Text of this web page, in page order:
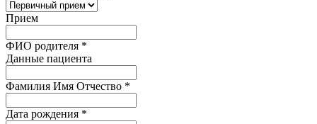
Прием
ФИО родителя *
Данные пациента
Фамилия Имя Отчество *
Дата рождения *